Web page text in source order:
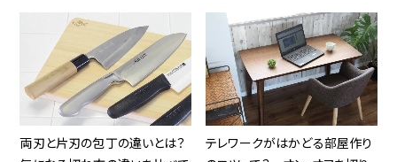
両刃と片刃の包丁の違いとは？
テレワークがはかどる部屋作り